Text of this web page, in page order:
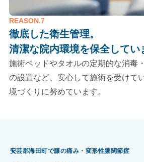
REASON.7
徹底した衛生管理。
清潔な院内環境を保全してい
施術ベッドやタオルの定期的な消毒
の設置など、安心して施術を受けて
境づくりに努めています。
安芸郡海田町で膝の痛み・変形性膝関節症